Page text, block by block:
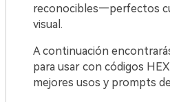
reconocibles—perfectos
visual.
A continuación
para usar con códigos
mejores usos y prompts